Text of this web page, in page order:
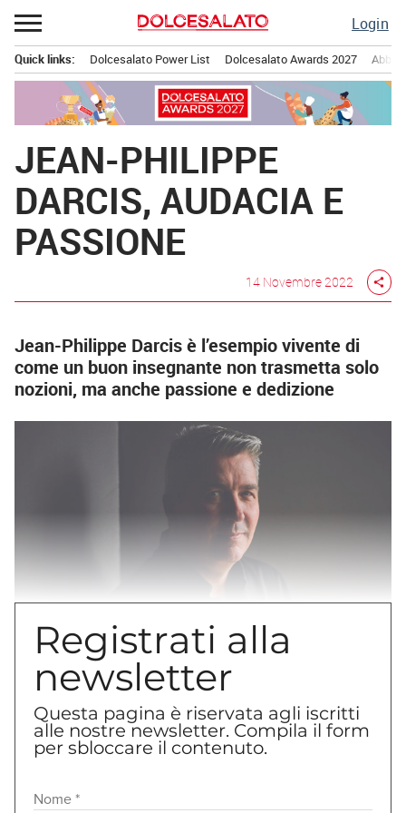
Passa
al
contenuto
Login
principale
Quick links: Dolcesalato Power List Dolcesalato Awards 2027
JEAN-PHILIPPE
DARCIS, AUDACIA E
PASSIONE
14 Novembre 2022 share
Jean-Philippe Darcis è l’esempio vivente di
come un buon insegnante non trasmetta solo
nozioni, ma anche passione e dedizione
La fortuna di Jean-Philippe Darcis è stata
incontrare sulla sua strada un mentore che gli
passione che lo ha portato a essere ammesso
Registrati alla
newsletter
Questa pagina è riservata agli iscritti
alle nostre newsletter. Compila il form
per sbloccare il contenuto.